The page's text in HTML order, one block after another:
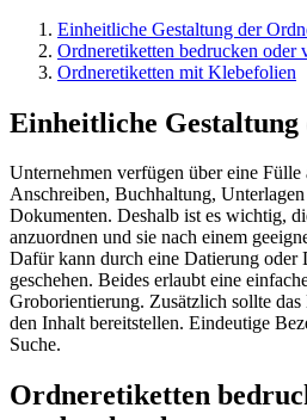
Einheitliche Gestaltung der
Ordneretiketten bedrucken oder
Ordneretiketten mit Klebefolien
Einheitliche
Unternehmen verfügen über eine
Anschreiben, Buchhaltung,
Dokumenten. Deshalb ist es wichtig,
anzuordnen und sie nach einem
Dafür kann durch eine Datierung oder
geschehen. Beides erlaubt eine
Groborientierung. Zusätzlich sollte
den Inhalt bereitstellen. Eindeutige
Suche.
Ordneretiketten